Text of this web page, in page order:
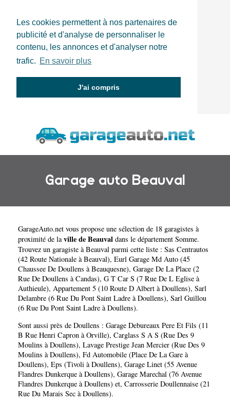
Les cookies permettent à nos partenaires de
publicité et d'analyse de personnaliser le
contenu, les annonces et d'analyser notre
trafic. En savoir plus
J'ai compris
Garage auto Beauval
GarageAuto.net vous propose une sélection de 18 garagistes à
proximité de laville de Beauval dans le département Somme.
Trouvez un garagiste à Beauval parmi cette liste : Sas Centrautos
(42 Route Nationale à Beauval), Eurl Garage Md Auto (45
Chaussee De Doullens à Beauquesne), Garage De La Place (2
Rue De Doullens à Candas), G T Car S (7 Rue De L Eglise à
Authieule), Appartement 5 (10 Route D Albert à Doullens), Sarl
Delambre (6 Rue Du Pont Saint Ladre à Doullens), Sarl Guillou
(6 Rue Du Pont Saint Ladre à Doullens).
Sont aussi près de Doullens : Garage Debureaux Pere Et Fils (11
B Rue Henri Capron à Orville), Carglass S A S (Rue Des 9
Moulins à Doullens), Lavage Prestige Jean Mercier (Rue Des 9
Moulins à Doullens), Fd Automobile (Place De La Gare à
Doullens), Eps (Tivoli à Doullens), Garage Linet (55 Avenue
Flandres Dunkerque à Doullens), Garage Marechal (76 Avenue
Flandres Dunkerque à Doullens) et, Carrosserie Doullennaise (21
Rue Du Marais Sec à Doullens).